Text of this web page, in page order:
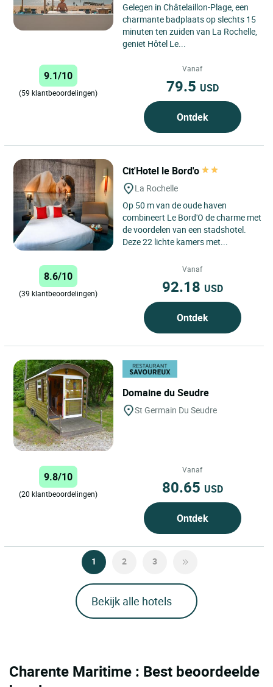
Gelegen in Châtelaillon-Plage, een
charmante badplaats op slechts 15
minuten ten zuiden van La Rochelle,
geniet Hôtel Le...
9.1/10
(59 klantbeoordelingen)
Vanaf
79.5 USD
Ontdek
Cit'Hotel le Bord'o
La Rochelle
Op 50 m van de oude haven
combineert Le Bord'O de charme met
de voordelen van een stadshotel.
Deze 22 lichte kamers met...
8.6/10
(39 klantbeoordelingen)
Vanaf
92.18 USD
Ontdek
Domaine du Seudre
St Germain Du Seudre
9.8/10
(20 klantbeoordelingen)
Vanaf
80.65 USD
Ontdek
1 2 3
Bekijk alle hotels
Charente Maritime : Best beoordeelde